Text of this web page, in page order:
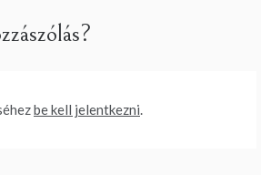
be kell jelentkezni.